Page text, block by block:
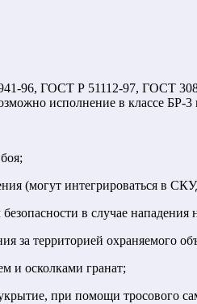
96, ГОСТ Р 51112-97, ГОСТ
исполнение в классе БР-
(могут интегрироваться в
в случае
за территорией охраняемого
и осколками гранат;
при помощи тросового